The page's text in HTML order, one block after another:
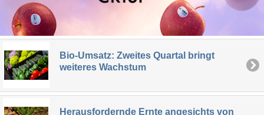
Bio-Umsatz: Zweites Quartal bringt
weiteres Wachstum
Herausfordernde Ernte angesichts von